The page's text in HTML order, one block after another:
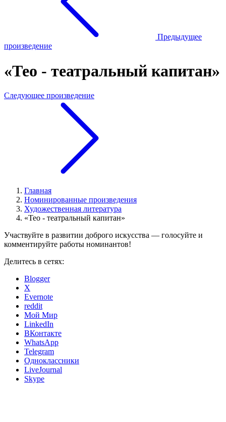
Предыдущее
произведение
«Тео - театральный капитан»
Следующее произведение
Главная
Номинированные произведения
Художественная литература
«Тео - театральный капитан»
Участвуйте в развитии доброго искусства — голосуйте и
комментируйте работы номинантов!
Делитесь в сетях:
Blogger
X
Evernote
reddit
Мой Мир
LinkedIn
ВКонтакте
WhatsApp
Telegram
Одноклассники
LiveJournal
Skype